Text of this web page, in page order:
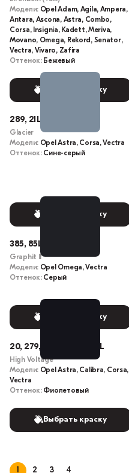
Модели: Opel Adam, Agila, Ampera,
Antara, Ascona, Astra, Combo,
Corsa, Insignia, Kadett, Meriva,
Movano, Omega, Rekord, Senator,
Vectra, Vivaro, Zafira
Оттенок: Бежевый
Выбрать краску
289, 21L
Glacier
Модели: Opel Astra, Corsa, Vectra
Оттенок: Сине-серый
Выбрать краску
385, 85L
Graphit II
Модели: Opel Omega, Vectra
Оттенок: Серый
Выбрать краску
20, 279, 020, 0020, 20L
High Voltage
Модели: Opel Astra, Calibra, Corsa,
Vectra
Оттенок: Фиолетовый
Выбрать краску
1 2 3 4